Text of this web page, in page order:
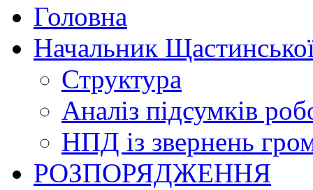
Головна
Начальник
Структура
Аналіз підсумків
НПД із звернень
РОЗПОРЯДЖЕННЯ